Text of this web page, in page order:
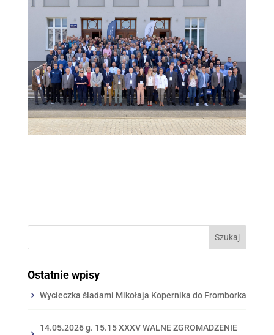
Ostatnie wpisy
Wycieczka śladami Mikołaja Kopernika do Fromborka
14.05.2026 g. 15.15 XXXV WALNE ZGROMADZENIE